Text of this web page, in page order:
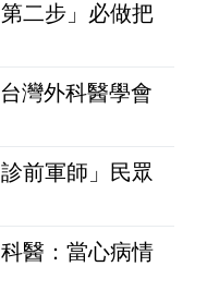
二步」必做把
灣外科醫學會
前軍師」民眾
醫：當心病情